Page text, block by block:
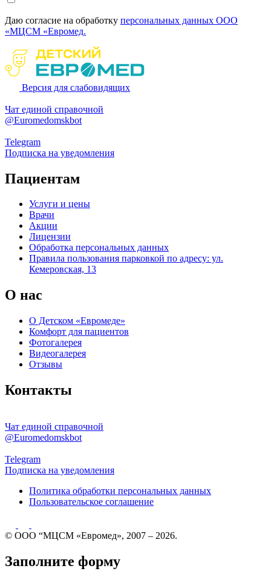
Даю согласие на обработку персональных данных ООО
«МЦСМ «Евромед.
Версия для слабовидящих
Чат единой справочной
@Euromedomskbot
Telegram
Подписка на уведомления
Пациентам
Услуги и цены
Врачи
Акции
Лицензии
Обработка персональных данных
Правила пользования парковкой по адресу: ул.
Кемеровская, 13
О нас
О Детском «Евромеде»
Комфорт для пациентов
Фотогалерея
Видеогалерея
Отзывы
Контакты
Чат единой справочной
@Euromedomskbot
Telegram
Подписка на уведомления
Политика обработки персональных данных
Пользовательское соглашение
© ООО “МЦСМ «Евромед», 2007 – 2026.
Заполните форму